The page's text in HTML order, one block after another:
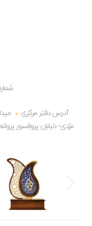
آدرس دفتر مرکزی
مژدی- خیابان پروفسور